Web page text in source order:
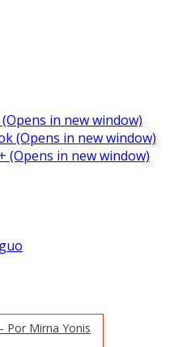
in new window)
(Opens in new window)
(Opens in new window)
Por Mirna Yonis